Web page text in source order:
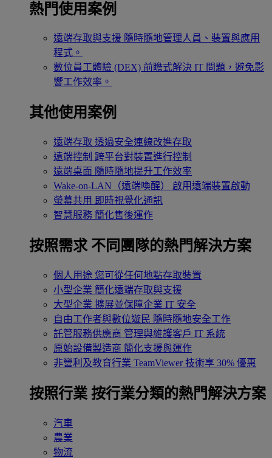
熱門使用案例
遠端存取與支援 隨時隨地管理人員、裝置與應用
程式。
數位員工體驗 (DEX) 前瞻式解決 IT 問題，避免影
響工作效率。
其他使用案例
遠端存取 透過安全連線改進存取
遠端控制 跨平台對裝置進行控制
遠端桌面 隨時隨地提升工作效率
Wake-on-LAN（遠端喚醒）
啟用遠端裝置啟動
螢幕共用 即時視覺化通訊
智慧服務 簡化售後運作
按照需求 不同團隊的熱門解決方案
個人用途 您可從任何地點存取裝置
小型企業 簡化遠端存取與支援
大型企業 擴展並保障企業 IT 安全
自由工作者與數位遊民 隨時隨地安全工作
託管服務供應商 管理與維護客戶 IT 系統
原始設備製造商 簡化支援與運作
非營利及教育行業 TeamViewer 技術享 30% 優惠
按照行業 按行業分類的熱門解決方案
汽車
農業
物流